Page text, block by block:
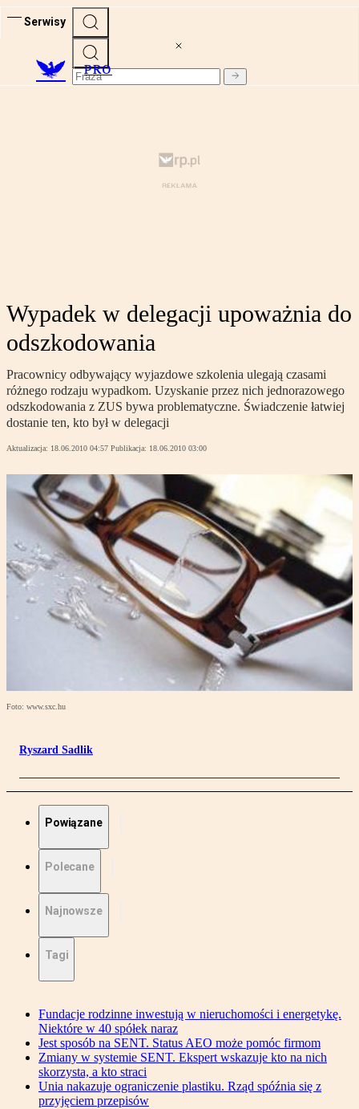
Serwisy
PRO
Wypadek w delegacji upoważnia do
odszkodowania
Pracownicy odbywający wyjazdowe szkolenia ulegają czasami
różnego rodzaju wypadkom. Uzyskanie przez nich jednorazowego
odszkodowania z ZUS bywa problematyczne. Świadczenie łatwiej
dostanie ten, kto był w delegacji
Aktualizacja: 18.06.2010 04:57 Publikacja: 18.06.2010 03:00
Foto: www.sxc.hu
Ryszard Sadlik
Powiązane
Polecane
Najnowsze
Tagi
Fundacje rodzinne inwestują w nieruchomości i energetykę.
Niektóre w 40 spółek naraz
Jest sposób na SENT. Status AEO może pomóc firmom
Zmiany w systemie SENT. Ekspert wskazuje kto na nich
skorzysta, a kto straci
Unia nakazuje ograniczenie plastiku. Rząd spóźnia się z
przyjęciem przepisów